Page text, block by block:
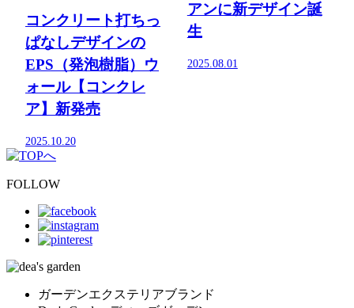
コンクリート打ちっ
ぱなしデザインの
EPS（発泡樹脂）ウ
ォール【コンクレ
ア】新発売
2025.10.20
アンに新デザイン誕
生
2025.08.01
FOLLOW
ガーデンエクステリアブランド